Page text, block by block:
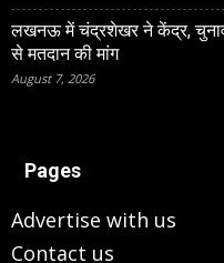
लखनऊ में चंद्रशेखर ने केंद्र, चुनाव
से मतदान की मांग
August 7, 2026
Pages
Advertise with us
Contact us